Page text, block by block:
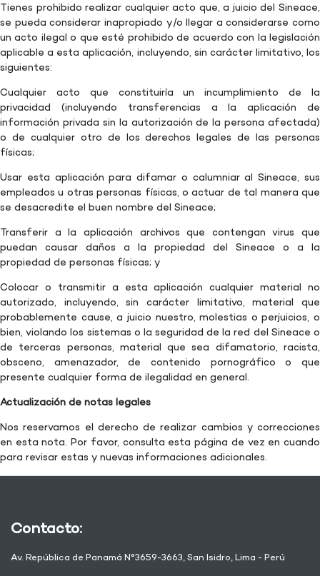
Tienes prohibido realizar cualquier acto que, a juicio del Sineace,
se pueda considerar inapropiado y/o llegar a considerarse como
un acto ilegal o que esté prohibido de acuerdo con la legislación
aplicable a esta aplicación, incluyendo, sin carácter limitativo, los
siguientes:
Cualquier acto que constituiría un incumplimiento de la
privacidad (incluyendo transferencias a la aplicación de
información privada sin la autorización de la persona afectada)
o de cualquier otro de los derechos legales de las personas
físicas;
Usar esta aplicación para difamar o calumniar al Sineace, sus
empleados u otras personas físicas, o actuar de tal manera que
se desacredite el buen nombre del Sineace;
Transferir a la aplicación archivos que contengan virus que
puedan causar daños a la propiedad del Sineace o a la
propiedad de personas físicas; y
Colocar o transmitir a esta aplicación cualquier material no
autorizado, incluyendo, sin carácter limitativo, material que
probablemente cause, a juicio nuestro, molestias o perjuicios, o
bien, violando los sistemas o la seguridad de la red del Sineace o
de terceras personas, material que sea difamatorio, racista,
obsceno, amenazador, de contenido pornográfico o que
presente cualquier forma de ilegalidad en general.
Actualización de notas legales
Nos reservamos el derecho de realizar cambios y correcciones
en esta nota. Por favor, consulta esta página de vez en cuando
para revisar estas y nuevas informaciones adicionales.
Contacto:
Av. República de Panamá N°3659-3663, San Isidro, Lima - Perú